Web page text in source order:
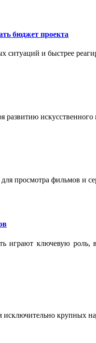
бюджет проекта
ситуаций и быстрее
искусственного
просмотра фильмов и
играют ключевую
крупных